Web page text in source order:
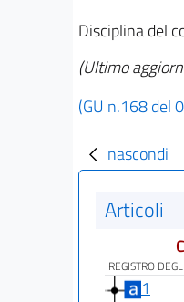
Disciplina del
(Ultimo
(GU n.168 del
nascondi
Articoli
REGISTRO
1